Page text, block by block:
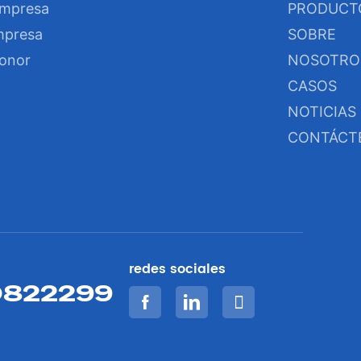
SOBRE
CASOS
NOTICIAS
redes sociales